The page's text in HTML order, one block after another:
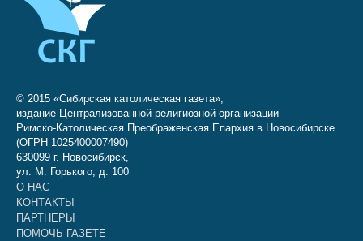
© 2015 «Сибирская католическая газета»,
издание Централизованной религиозной организации
Римско-Католическая Преображенская Епархия в Новосибирске
(ОГРН 1025400007490)
630099 г. Новосибирск,
ул. М. Горького, д. 100
О НАС
КОНТАКТЫ
ПАРТНЕРЫ
ПОМОЧЬ ГАЗЕТЕ